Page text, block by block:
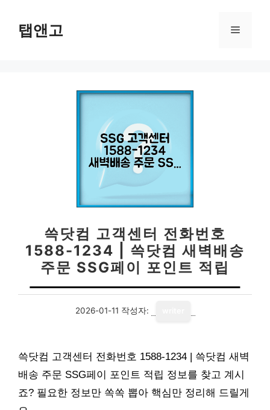
탭앤고 메
쓱닷컴 고객센터 전화번호
1588-1234 | 쓱닷컴 새벽배송
주문 SSG페이 포인트 적립
2026-01-11 작성자:
쓱닷컴 고객센터 전화번호 1588-1234 | 쓱닷컴 새벽
배송 주문 SSG페이 포인트 적립 정보를 찾고 계시
죠? 필요한 정보만 쏙쏙 뽑아 핵심만 정리해 드릴게